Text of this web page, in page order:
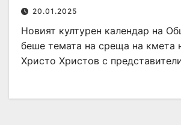
20.01.2025
Новият културен календар на
беше темата на среща на кмета
Христо Христов с